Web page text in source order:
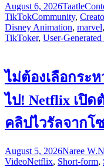
August 6, 2026Taatle
TikTokCommunity,
Disney Animation, marvel,
TikToker, User-
ไม่ต้องเลือกระ
ไป! Netflix เปิด
คลิปไวรัลจากโ
August 5, 2026Naree W.
VideoNetflix, Short-form,